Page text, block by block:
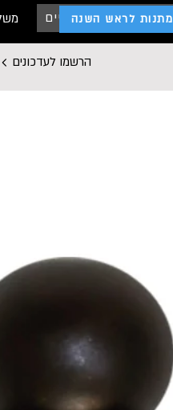
כניסת לקוחות עסקיים
מתנות לראש השנה
הרשמו לעדכונים